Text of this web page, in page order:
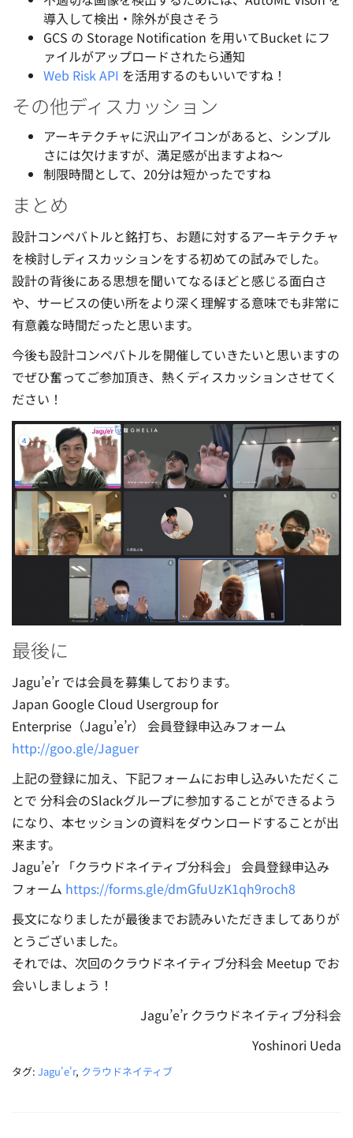
導入して検出・除外が良さそう
GCS の Storage Notification を用いてBucket にフ
ァイルがアップロードされたら通知
Web Risk API を活用するのもいいですね！
その他ディスカッション
アーキテクチャに沢山アイコンがあると、シンプル
さには欠けますが、満足感が出ますよね〜
制限時間として、20分は短かったですね
まとめ
設計コンペバトルと銘打ち、お題に対するアーキテクチャ
を検討しディスカッションをする初めての試みでした。
設計の背後にある思想を聞いてなるほどと感じる面白さ
や、サービスの使い所をより深く理解する意味でも非常に
有意義な時間だったと思います。
今後も設計コンペバトルを開催していきたいと思いますの
でぜひ奮ってご参加頂き、熱くディスカッションさせてく
ださい！
最後に
Jagu’e’r では会員を募集しております。
Japan Google Cloud Usergroup for
Enterprise（Jagu’e’r） 会員登録申込みフォーム
http://goo.gle/Jaguer
上記の登録に加え、下記フォームにお申し込みいただくこ
とで 分科会のSlackグループに参加することができるよう
になり、本セッションの資料をダウンロードすることが出
来ます。
Jagu’e’r 「クラウドネイティブ分科会」 会員登録申込み
フォーム https://forms.gle/dmGfuUzK1qh9roch8
長文になりましたが最後までお読みいただきましてありが
とうございました。
それでは、次回のクラウドネイティブ分科会 Meetup でお
会いしましょう！
Jagu’e’r クラウドネイティブ分科会
Yoshinori Ueda
タグ: Jagu'e'r, クラウドネイティブ